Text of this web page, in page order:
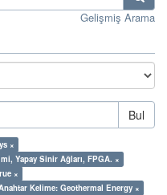
Gelişmiş Arama
Bul
×
Yapay Sinir Ağları, FPGA. ×
×
Kelime: Geothermal Energy ×